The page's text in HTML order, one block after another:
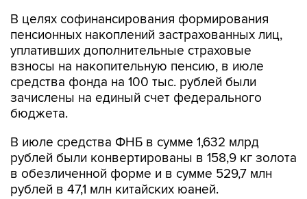
В целях софинансирования формирования
пенсионных накоплений застрахованных лиц,
уплативших дополнительные страховые
взносы на накопительную пенсию, в июле
средства фонда на 100 тыс. рублей были
зачислены на единый счет федерального
бюджета.
В июле средства ФНБ в сумме 1,632 млрд
рублей были конвертированы в 158,9 кг золота
в обезличенной форме и в сумме 529,7 млн
рублей в 47,1 млн китайских юаней.